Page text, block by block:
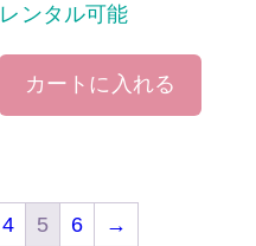
レンタル可能
カートに入れる
4 5 6 →